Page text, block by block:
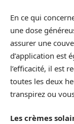
En ce qui
une dose
assurer une
d’application est
l’efficacité, il est
toutes les deux
transpirez ou
Les crèmes